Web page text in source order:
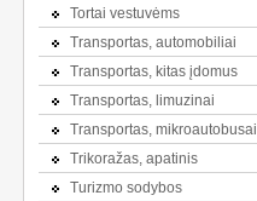
Tortai vestuvėms
Transportas, automobiliai
Transportas, kitas įdomus
Transportas, limuzinai
Transportas, mikroautobusai
Trikoražas, apatinis
Turizmo sodybos